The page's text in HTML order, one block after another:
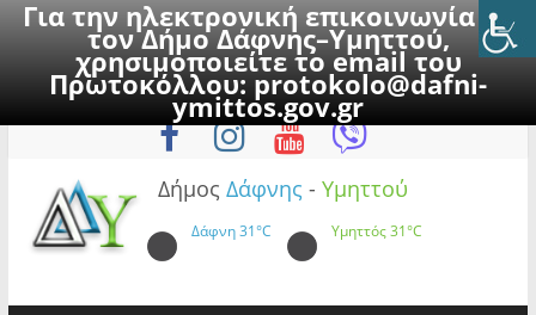
Για την ηλεκτρονική επικοινωνία με
τον Δήμο Δάφνης–Υμηττού,
χρησιμοποιείτε το email του
Πρωτοκόλλου:protokolo@dafni-
ymittos.gov.gr
to
Σάββατο, 8 Αυγούστου 2026
Δήμος Δάφνης - Υμηττού
Δάφνη31°C Υμηττός31°C